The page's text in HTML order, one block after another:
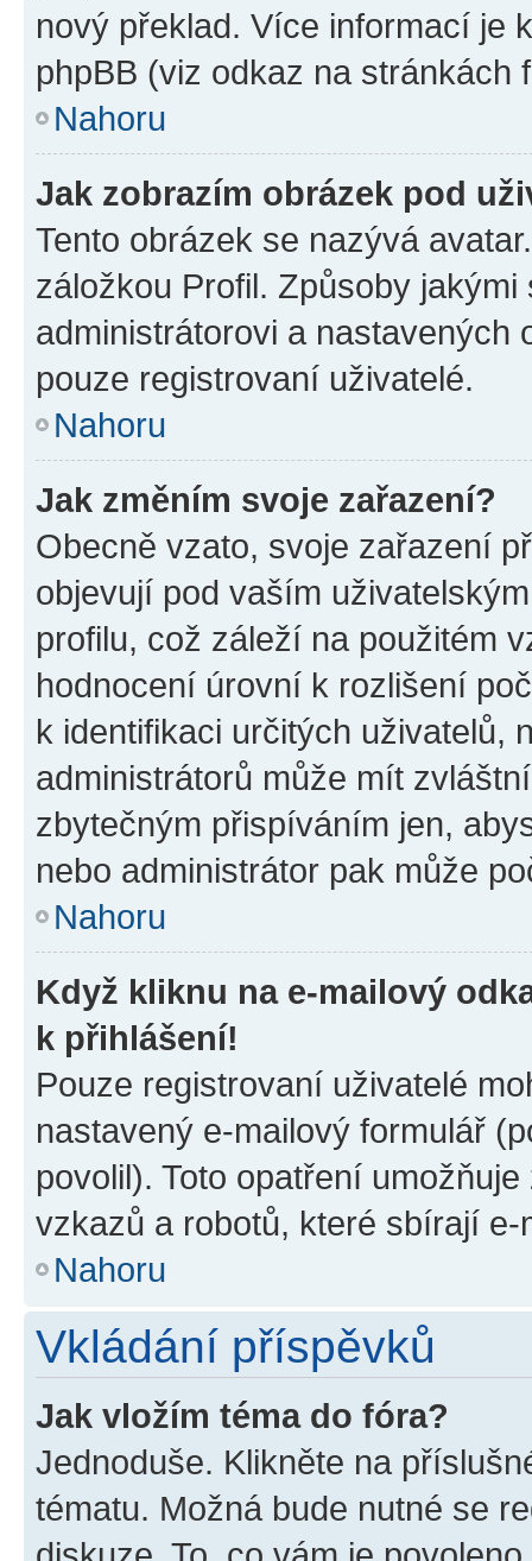
nový překlad. Více informací je
phpBB (viz odkaz na stránkách
Nahoru
Jak zobrazím obrázek pod
Tento obrázek se nazývá
záložkou Profil. Způsoby
administrátorovi a nastavených
pouze registrovaní uživatelé.
Nahoru
Jak změním svoje zařazení?
Obecně vzato, svoje zařazení
objevují pod vaším
profilu, což záleží na použitém
hodnocení úrovní k rozlišení
k identifikaci určitých uživatelů,
administrátorů může mít
zbytečným přispíváním jen,
nebo administrátor pak může
Nahoru
Když kliknu na e-mailový
k přihlášení!
Pouze registrovaní uživatelé
nastavený e-mailový formulář
povolil). Toto opatření
vzkazů a robotů, které sbírají e-
Nahoru
Vkládání příspěvků
Jak vložím téma do fóra?
Jednoduše. Klikněte na
tématu. Možná bude nutné se